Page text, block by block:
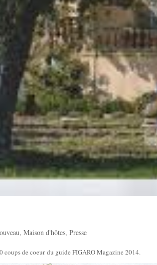
, Maison d'hôtes, Presse
de coeur du guide FIGARO Magazine 2014.